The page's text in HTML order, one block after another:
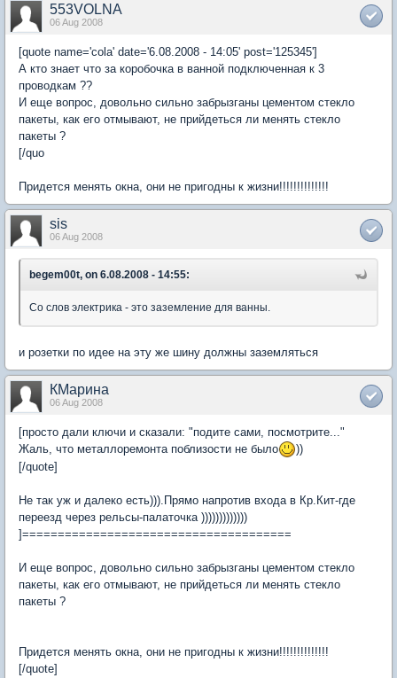
553VOLNA
06 Aug 2008
[quote name='cola' date='6.08.2008 - 14:05' post='125345']
А кто знает что за коробочка в ванной подключенная к 3
проводкам ??
И еще вопрос, довольно сильно забрызганы цементом стекло
пакеты, как его отмывают, не прийдеться ли менять стекло
пакеты ?
[/quo
Придется менять окна, они не пригодны к жизни!!!!!!!!!!!!!!
sis
06 Aug 2008
begem00t, on 6.08.2008 - 14:55:
Со слов электрика - это заземление для ванны.
и розетки по идее на эту же шину должны заземляться
КМарина
06 Aug 2008
[просто дали ключи и сказали: "подите сами, посмотрите..."
Жаль, что металлоремонта поблизости не было
))
[/quote]
Не так уж и далеко есть))).Прямо напротив входа в Кр.Кит-где
переезд через рельсы-палаточка )))))))))))))
]======================================
И еще вопрос, довольно сильно забрызганы цементом стекло
пакеты, как его отмывают, не прийдеться ли менять стекло
пакеты ?
Придется менять окна, они не пригодны к жизни!!!!!!!!!!!!!!
[/quote]